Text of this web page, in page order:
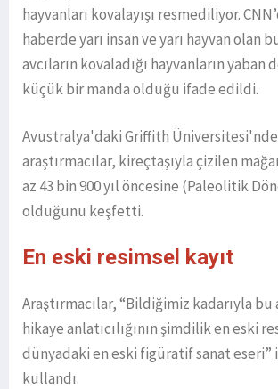
hayvanları kovalayışı resmediliyor.
haberde yarı insan ve yarı hayvan olan
avcıların kovaladığı hayvanların yaban
küçük bir manda olduğu ifade edildi.
Avustralya'daki Griffith
araştırmacılar, kireçtaşıyla çizilen
az 43 bin 900 yıl öncesine (Paleolitik
olduğunu keşfetti.
En eski resimsel kayıt
Araştırmacılar, “Bildiğimiz kadarıyla bu
hikaye anlatıcılığının şimdilik en eski
dünyadaki en eski figüratif sanat eseri”
kullandı.